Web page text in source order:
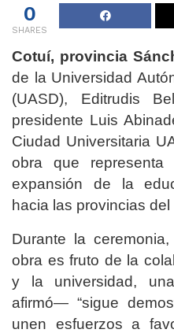
0
SHARES
Cotuí, provincia
de la Universidad
(UASD), Editrudis
presidente Luis
Ciudad Universitaria
obra que
expansión de la
hacia las provincias del
Durante la
obra es fruto de la
y la universidad,
afirmó— “sigue
unen esfuerzos a